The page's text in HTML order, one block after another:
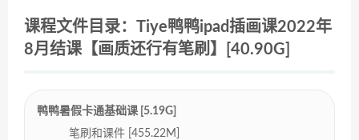
课程文件目录：Tiye鸭鸭ipad插画课2022年
8月结课【画质还行有笔刷】[40.90G]
鸭鸭暑假卡通基础课 [5.19G]
笔刷和课件 [455.22M]